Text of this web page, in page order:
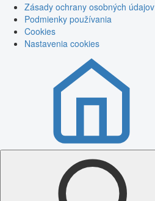
Zásady ochrany osobných údajov
Podmienky používania
Cookies
Nastavenia cookies